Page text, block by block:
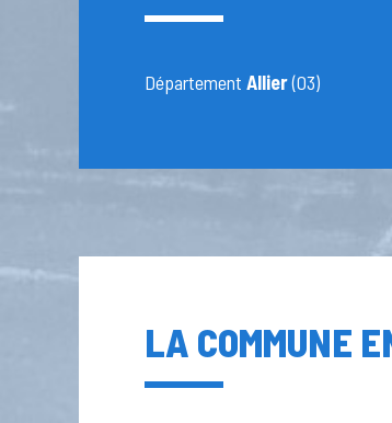
Département Allier(03)
LA COMMUNE